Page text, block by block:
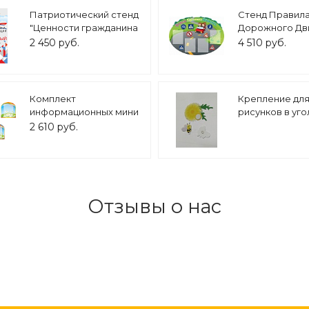
Патриотический стенд
"Ценности гражданина
РФ -
2 450 руб.
Стенд Правила
Дорожного
1,2*0,85м арт.
4 510 руб.
Комплект
информационных мини
стендов в группу для
2 610 руб.
Крепление для
рисунков в
Отзывы о нас